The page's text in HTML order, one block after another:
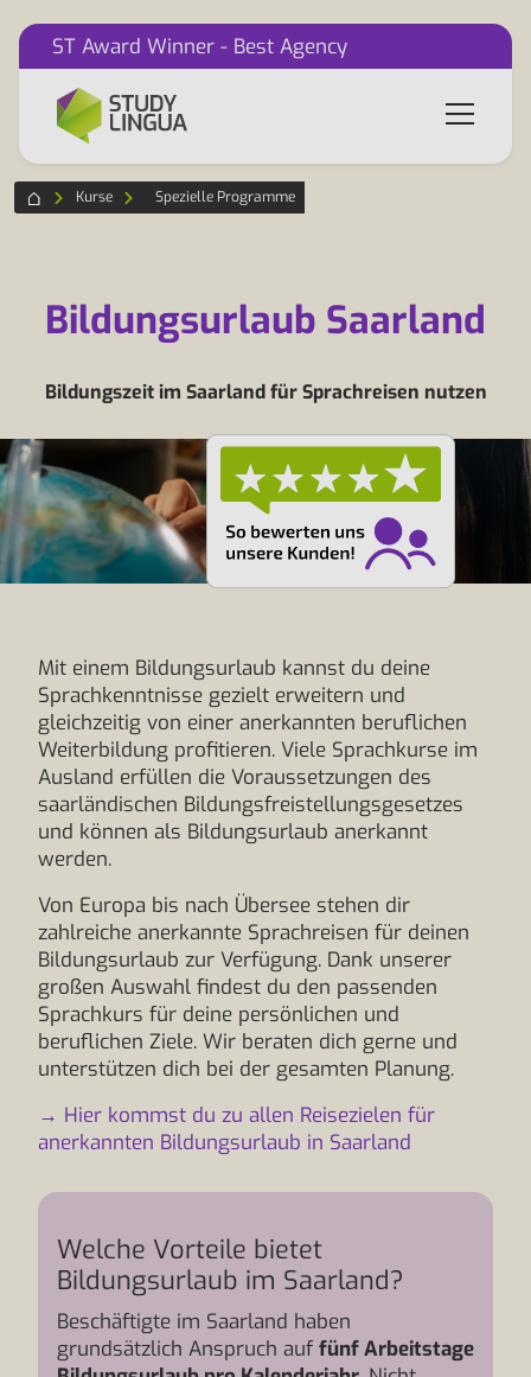
ST Award Winner - Best Agency
Kurse Spezielle Programme
Bildungsurlaub Saarland
Bildungszeit im Saarland für Sprachreisen nutzen
Mit einem Bildungsurlaub kannst du deine
Sprachkenntnisse gezielt erweitern und
gleichzeitig von einer anerkannten beruflichen
Weiterbildung profitieren. Viele Sprachkurse im
Ausland erfüllen die Voraussetzungen des
saarländischen Bildungsfreistellungsgesetzes
und können als Bildungsurlaub anerkannt
werden.
Von Europa bis nach Übersee stehen dir
zahlreiche anerkannte Sprachreisen für deinen
Bildungsurlaub zur Verfügung. Dank unserer
großen Auswahl findest du den passenden
Sprachkurs für deine persönlichen und
beruflichen Ziele. Wir beraten dich gerne und
unterstützen dich bei der gesamten Planung.
→ Hier kommst du zu allen Reisezielen für
anerkannten Bildungsurlaub in Saarland
Welche Vorteile bietet
Bildungsurlaub im Saarland?
Beschäftigte im Saarland haben
grundsätzlich Anspruch auf fünf Arbeitstage